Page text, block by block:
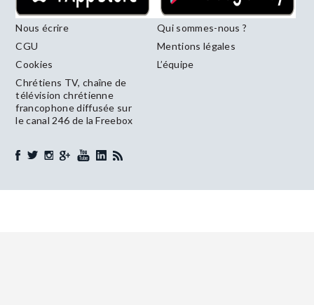
Nous écrire
Qui sommes-nous ?
CGU
Mentions légales
Cookies
L’équipe
Chrétiens TV, chaîne de
télévision chrétienne
francophone diffusée sur
le canal 246 de la Freebox